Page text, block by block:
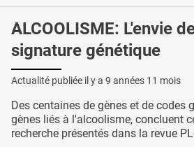
ALCOOLISME: L'envie
signature génétique
Actualité publiée il y a 9 années 11 mois
Des centaines de gènes et de codes
gènes liés à l'alcoolisme, concluent
recherche présentés dans la revue